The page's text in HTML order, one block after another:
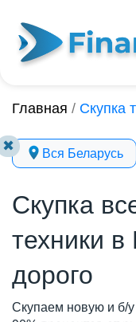
✖
Главная / Скупка
Вся Беларусь
Скупка
техники
дорого
Скупаем новую и б/у